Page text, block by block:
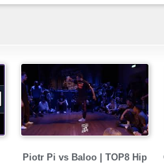
Piotr Pi vs Baloo | TOP8 Hip